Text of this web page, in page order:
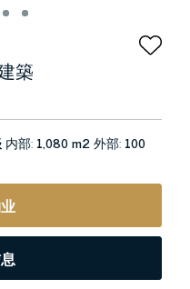
築
内部: 1,080 m2外部: 100